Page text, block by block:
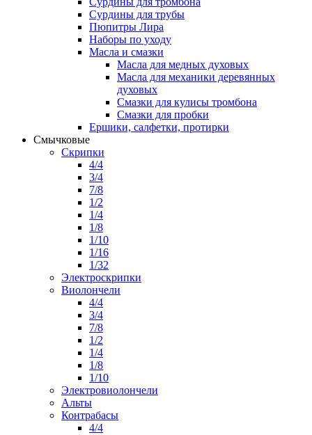
Сурдины для трубы
Пюпитры Лира
Наборы по уходу
Масла и смазки
Масла для медных духовых
Масла для механики деревянных
духовых
Смазки для кулисы тромбона
Смазки для пробки
Ершики, салфетки, протирки
Смычковые
Скрипки
4/4
3/4
7/8
1/2
1/4
1/8
1/10
1/16
1/32
Электроскрипки
Виолончели
4/4
3/4
7/8
1/2
1/4
1/8
1/10
Электровиолончели
Альты
Контрабасы
4/4